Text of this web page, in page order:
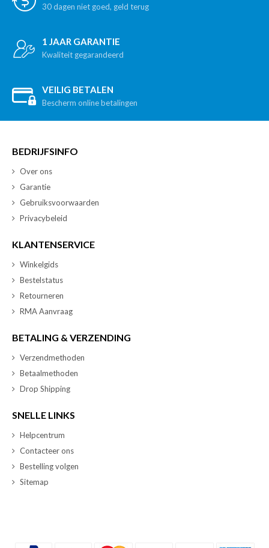
30 dagen niet goed, geld terug
1 JAAR GARANTIE
Kwaliteit gegarandeerd
VEILIG BETALEN
Bescherm online betalingen
BEDRIJFSINFO
Over ons
Garantie
Gebruiksvoorwaarden
Privacybeleid
KLANTENSERVICE
Winkelgids
Bestelstatus
Retourneren
RMA Aanvraag
BETALING & VERZENDING
Verzendmethoden
Betaalmethoden
Drop Shipping
SNELLE LINKS
Helpcentrum
Contacteer ons
Bestelling volgen
Sitemap